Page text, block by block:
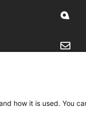
how it is used. You